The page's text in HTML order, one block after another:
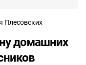
Плесовских
домашних